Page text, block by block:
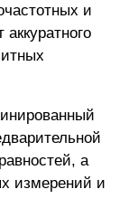
и
а
измерений и